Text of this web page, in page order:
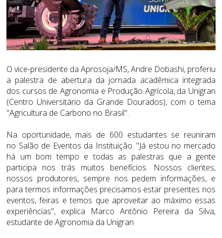
O vice-presidente da Aprosoja/MS, Andre Dobashi, proferiu
a palestra de abertura da jornada acadêmica integrada
dos cursos de Agronomia e Produção Agrícola, da Unigran
(Centro Universitário da Grande Dourados), com o tema
"Agricultura de Carbono no Brasil".
Na oportunidade, mais de 600 estudantes se reuniram
no Salão de Eventos da Instituição. "Já estou no mercado
há um bom tempo e todas as palestras que a gente
participa nos trás muitos benefícios. Nossos clientes,
nossos produtores, sempre nos pedem informações, e
para termos informações precisamos estar presentes nos
eventos, feiras e temos que aproveitar ao máximo essas
experiências", explica Marco Antônio Pereira da Silva,
estudante de Agronomia da Unigran